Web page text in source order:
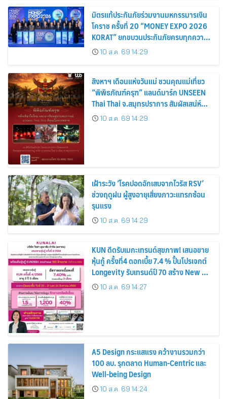
มิตรแท้ประกันภัยร่วมงานมหกรรมารเงิน
โคราช ครั้งที่ 20 “MONEY EXPO 2026
KORAT” ยกขบวนประกันภัยครบทุกความ
ต้องการ พร้อมโปรโมชันลดเบี้ยสูงสุด
15%
10 ส.ค. 69 14:29
สิงหาฯ เดือนแห่งวันแม่ ชวนคุณแม่เที่ยว
“พิพิธภัณฑ์ครุฑ” แลนด์มาร์ก UNSEEN
Thai Thai จ.สมุทรปราการ สัมผัสเสน่ห์
มรดกไทย พร้อมขอพรเสริมสิริมงคล
10 ส.ค. 69 14:29
เฝ้าระวัง ‘โรคปอดอักเสบจากไวรัส RSV’
ช่วงฤดูฝน ผู้สูงอายุเสี่ยงภาวะแทรกซ้อน
รุนแรง
10 ส.ค. 69 14:29
KUN ดีดรับเมกะเทรนด์สุขภาพ! เสนอขาย
หุ้นกู้ ครั้งที่4 ดอกเบี้ย 7.4 % ปั้นโปรเจกต์
Longevity รับเทรนด์ปี 70 สร้าง New S-
Curve
10 ส.ค. 69 14:27
A5 Design กระแสแรง คว้างานรวมกว่า
100 ลบ. รุกตลาด Human-Centric และ
Well-being Design
10 ส.ค. 69 14:24